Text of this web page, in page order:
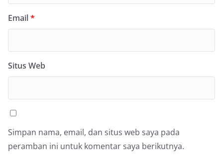
Email*
Situs Web
Simpan nama, email, dan situs web saya pada
peramban ini untuk komentar saya berikutnya.